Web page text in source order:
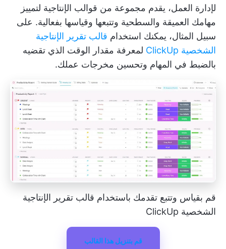
لإدارة العمل، يقدم مجموعة من قوالب الإنتاجية لتمييز
مهامك العميقة والسطحية وتتبعها وقياسها بفعالية. على
سبيل المثال، يمكنك استخدام قالب تقرير الإنتاجية
الشخصية ClickUp
لمعرفة مقدار الوقت الذي تقضيه
بالضبط في المهام وتحسين مخرجات عملك.
قم بقياس وتتبع تقدمك باستخدام قالب تقرير الإنتاجية
الشخصية ClickUp
قم بتنزيل هذا القالب